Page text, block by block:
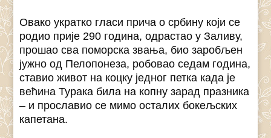
Овако укратко гласи прича о србину који се
родио прије 290 година, одрастао у Заливу,
прошао сва поморска звања, био заробљен
јужно од Пелопонеза, робовао седам година,
ставио живот на коцку једног петка када је
већина Турака била на копну зарад празника
– и прославио се мимо осталих бокељских
капетана.